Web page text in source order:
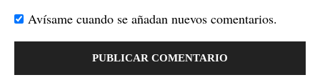
Avísame cuando se añadan nuevos comentarios.